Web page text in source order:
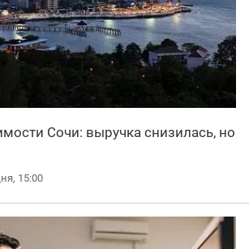
Сочи: выручка снизилась, но
15:00